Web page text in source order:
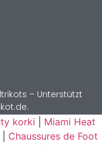
– Unterstützt
korki
Miami Heat
Chaussures de Foot